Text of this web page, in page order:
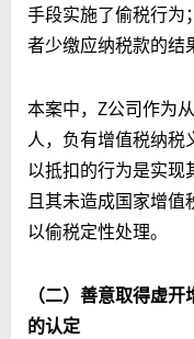
手段实施了偷税行为
者少缴应纳税款的结
本案中，Z公司作为
人，负有增值税纳税
以抵扣的行为是实现
且其未造成国家增值
以偷税定性处理。
（二）善意取得虚
的认定